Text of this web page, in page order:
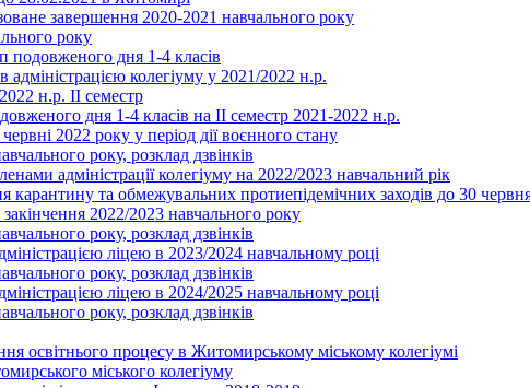
завершення 2020-2021 навчального року
року
дня 1-4 класів
адміністрацією колегіуму у 2021/2022 н.р.
н.р. ІІ семестр
дня 1-4 класів на ІІ семестр 2021-2022 н.р.
2022 року у період дії воєнного стану
року, розклад дзвінків
адміністрації колегіуму на 2022/2023 навчальний рік
карантину та обмежувальних протиепідемічних заходів до 30
2022/2023 навчального року
року, розклад дзвінків
ліцею в 2023/2024 навчальному році
року, розклад дзвінків
ліцею в 2024/2025 навчальному році
року, розклад дзвінків
освітнього процесу в Житомирському міському колегіумі
міського колегіуму